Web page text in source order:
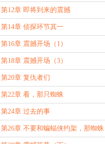
第12章 即将到来的震撼
第14章 侦探环节其一
第16章 震撼开场（1）
第18章 震撼开场（3）
第20章 复仇者们
第22章 看，那只蜘蛛
第24章 过去的事
第26章 不要和蝙蝠侠约架，那蜘蛛